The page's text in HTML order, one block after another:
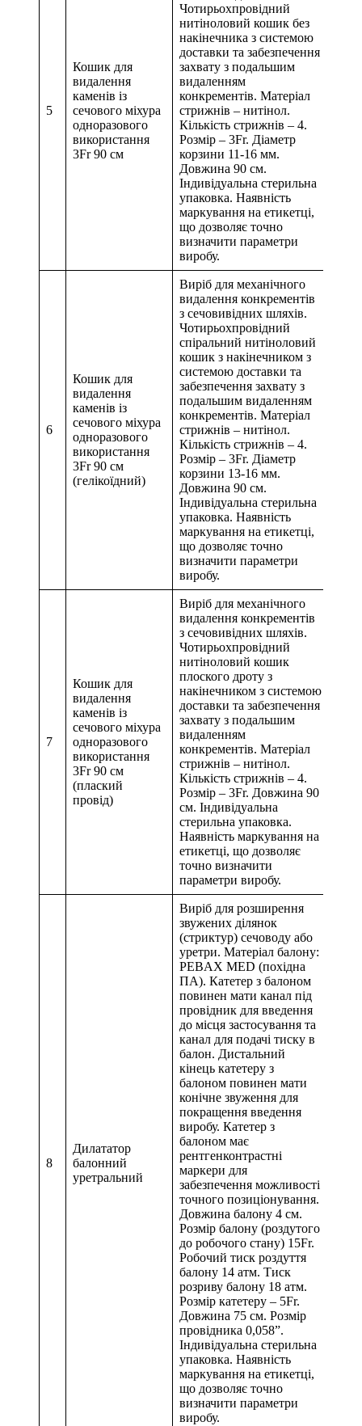
5
Кошик для
видалення
каменів із
сечового міхура
одноразового
використання
3Fr 90 см
Чотирьохпровідний
нитіноловий кошик без
накінечника з системою
доставки та забезпечення
захвату з подальшим
видаленням
конкрементів. Матеріал
стрижнів – нитінол.
Кількість стрижнів – 4.
Розмір – 3Fr. Діаметр
корзини 11-16 мм.
Довжина 90 см.
Індивідуальна стерильна
упаковка. Наявність
маркування на етикетці,
що дозволяє точно
визначити параметри
виробу.
6
Кошик для
видалення
каменів із
сечового міхура
одноразового
використання
3Fr 90 см
(гелікоїдний)
Виріб для механічного
видалення конкрементів
з сечовивідних шляхів.
Чотирьохпровідний
спіральний нитіноловий
кошик з накінечником з
системою доставки та
забезпечення захвату з
подальшим видаленням
конкрементів. Матеріал
стрижнів – нитінол.
Кількість стрижнів – 4.
Розмір – 3Fr. Діаметр
корзини 13-16 мм.
Довжина 90 см.
Індивідуальна стерильна
упаковка. Наявність
маркування на етикетці,
що дозволяє точно
визначити параметри
виробу.
7
Кошик для
видалення
каменів із
сечового міхура
одноразового
використання
3Fr 90 см
(плаский
провід)
Виріб для механічного
видалення конкрементів
з сечовивідних шляхів.
Чотирьохпровідний
нитіноловий кошик
плоского дроту з
накінечником з системою
доставки та забезпечення
захвату з подальшим
видаленням
конкрементів. Матеріал
стрижнів – нитінол.
Кількість стрижнів – 4.
Розмір – 3Fr. Довжина 90
см. Індивідуальна
стерильна упаковка.
Наявність маркування на
етикетці, що дозволяє
точно визначити
параметри виробу.
8
Дилататор
балонний
уретральний
Виріб для розширення
звужених ділянок
(стриктур) сечоводу або
уретри. Матеріал балону:
PEBAX MED (похідна
ПА). Катетер з балоном
повинен мати канал під
провідник для введення
до місця застосування та
канал для подачі тиску в
балон. Дистальний
кінець катетеру з
балоном повинен мати
конічне звуження для
покращення введення
виробу. Катетер з
балоном має
рентгенконтрастні
маркери для
забезпечення можливості
точного позиціонування.
Довжина балону 4 см.
Розмір балону (роздутого
до робочого стану) 15Fr.
Робочий тиск роздуття
балону 14 атм. Тиск
розриву балону 18 атм.
Розмір катетеру – 5Fr.
Довжина 75 см. Розмір
провідника 0,058”.
Індивідуальна стерильна
упаковка. Наявність
маркування на етикетці,
що дозволяє точно
визначити параметри
виробу.